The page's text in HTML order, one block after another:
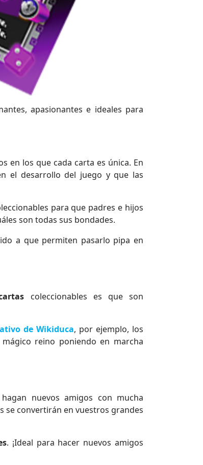
apasionantes e ideales para
en los que cada carta es única. En
el desarrollo del juego y que las
para que padres e hijos
son todas sus bondades.
a que permiten pasarlo pipa en
coleccionables es que son
de Wikiduca, por ejemplo, los
reino poniendo en marcha
nuevos amigos con mucha
se convertirán en vuestros grandes
. ¡Ideal para hacer nuevos amigos